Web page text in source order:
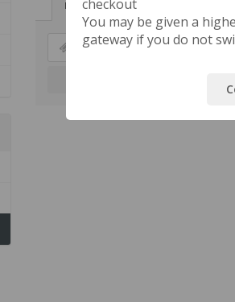
Внеси промо код
checkout
You may be given a
gateway if you do not